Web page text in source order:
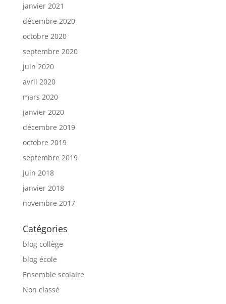
janvier 2021
décembre 2020
octobre 2020
septembre 2020
juin 2020
avril 2020
mars 2020
janvier 2020
décembre 2019
octobre 2019
septembre 2019
juin 2018
janvier 2018
novembre 2017
Catégories
blog collège
blog école
Ensemble scolaire
Non classé